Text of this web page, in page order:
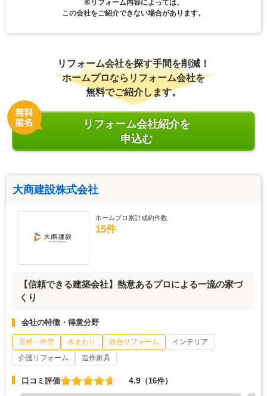
※リフォーム内容によっては、
この会社をご紹介できない場合があります。
リフォーム会社を探す手間を削減！
ホームプロならリフォーム会社を
無料でご紹介します。
リフォーム会社紹介を
申込む
大商建設株式会社
ホームプロ累計成約件数
15件
【信頼できる建築会社】熱意あるプロによる一流の家づ
くり
会社の特徴・得意分野
屋根・外壁 水まわり 総合リフォーム
インテリア
介護リフォーム
造作家具
口コミ評価 4.9 （16件）